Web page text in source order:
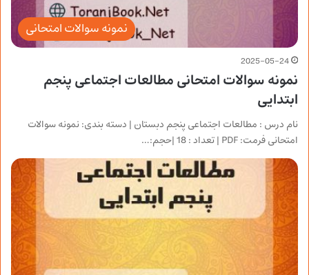
نمونه سوالات امتحانی
2025-05-24
نمونه سوالات امتحانی مطالعات اجتماعی پنجم
ابتدایی
نام درس : مطالعات اجتماعی پنجم دبستان | دسته بندی: نمونه سوالات
امتحانی فرمت: PDF | تعداد : 18 |حجم:…